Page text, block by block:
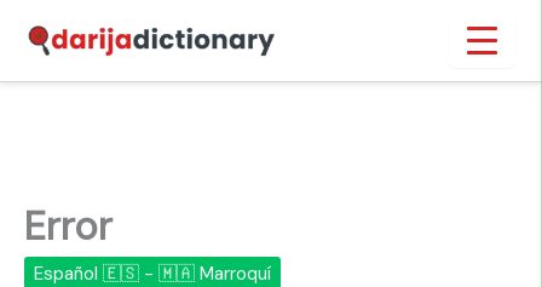
contenido
Error
Español 🇪🇸 - 🇲🇦 Marroquí